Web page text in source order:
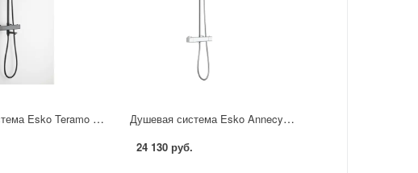
Душевая система Esko Teramo STR15 с термостатом и изливом 3 режима цвет черный Душевая система Esko Annecy STS04 со смесителем 2 режима цвет хром
24 130 руб.